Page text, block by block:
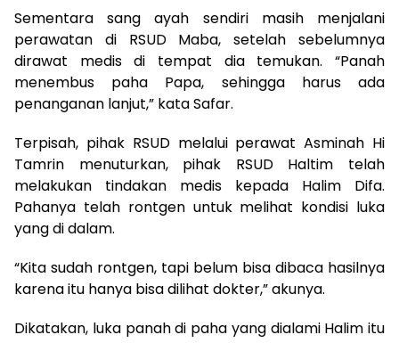
Sementara sang ayah sendiri masih menjalani
perawatan di RSUD Maba, setelah sebelumnya
dirawat medis di tempat dia temukan. “Panah
menembus paha Papa, sehingga harus ada
penanganan lanjut,” kata Safar.
Terpisah, pihak RSUD melalui perawat Asminah Hi
Tamrin menuturkan, pihak RSUD Haltim telah
melakukan tindakan medis kepada Halim Difa.
Pahanya telah rontgen untuk melihat kondisi luka
yang di dalam.
“Kita sudah rontgen, tapi belum bisa dibaca hasilnya
karena itu hanya bisa dilihat dokter,” akunya.
Dikatakan, luka panah di paha yang dialami Halim itu